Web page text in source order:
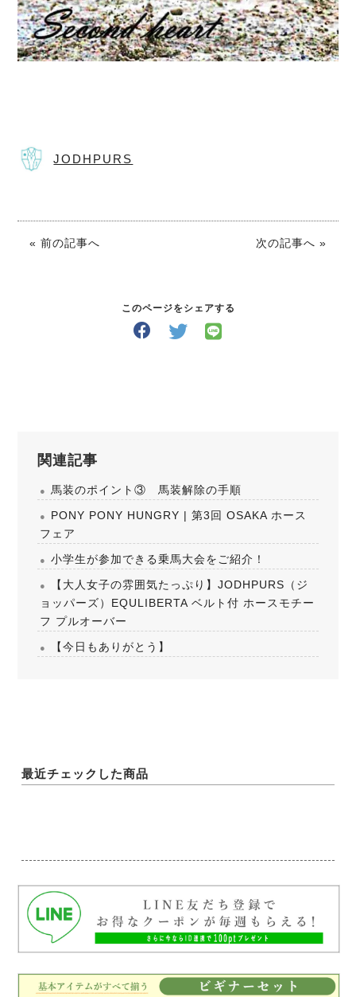
JODHPURS
« 前の記事へ 次の記事へ »
このページをシェアする
関連記事
馬装のポイント③ 馬装解除の手順
PONY PONY HUNGRY | 第3回 OSAKA ホース
フェア
小学生が参加できる乗馬大会をご紹介！
【大人女子の雰囲気たっぷり】JODHPURS（ジ
ョッパーズ）EQULIBERTA ベルト付 ホースモチー
フ プルオーバー
【今日もありがとう】
最近チェックした商品